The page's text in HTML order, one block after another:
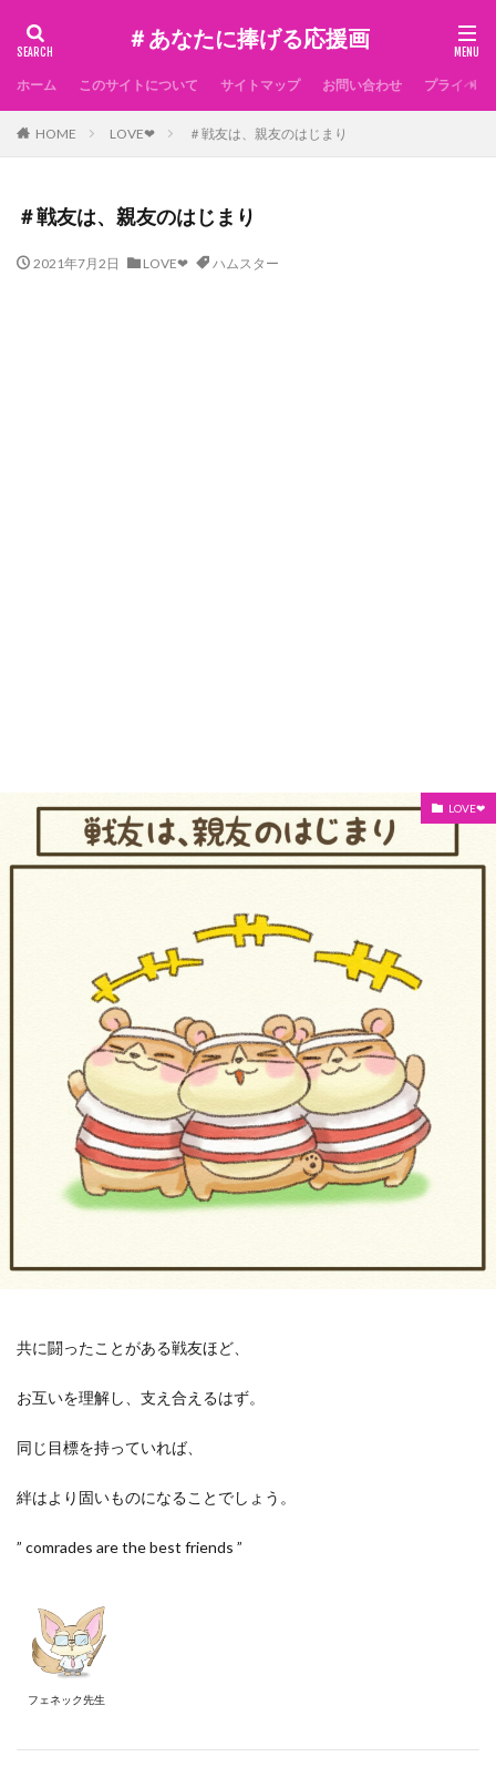
＃あなたに捧げる応援画
ホーム このサイトについて サイトマップ お問い合わせ プライベー
HOME LOVE❤ ＃戦友は、親友のはじまり
＃戦友は、親友のはじまり
2021年7月2日 LOVE❤ ハムスター
LOVE❤
共に闘ったことがある戦友ほど、
お互いを理解し、支え合えるはず。
同じ目標を持っていれば、
絆はより固いものになることでしょう。
” comrades are the best friends ”
フェネック先生